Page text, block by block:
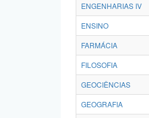
ENGENHARIAS IV
ENSINO
FARMÁCIA
FILOSOFIA
GEOCIÊNCIAS
GEOGRAFIA